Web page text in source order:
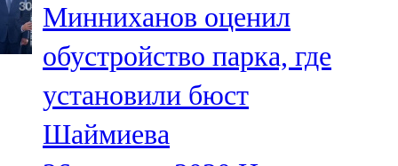
Минниханов оценил
обустройство парка, где
установили бюст
Шаймиева